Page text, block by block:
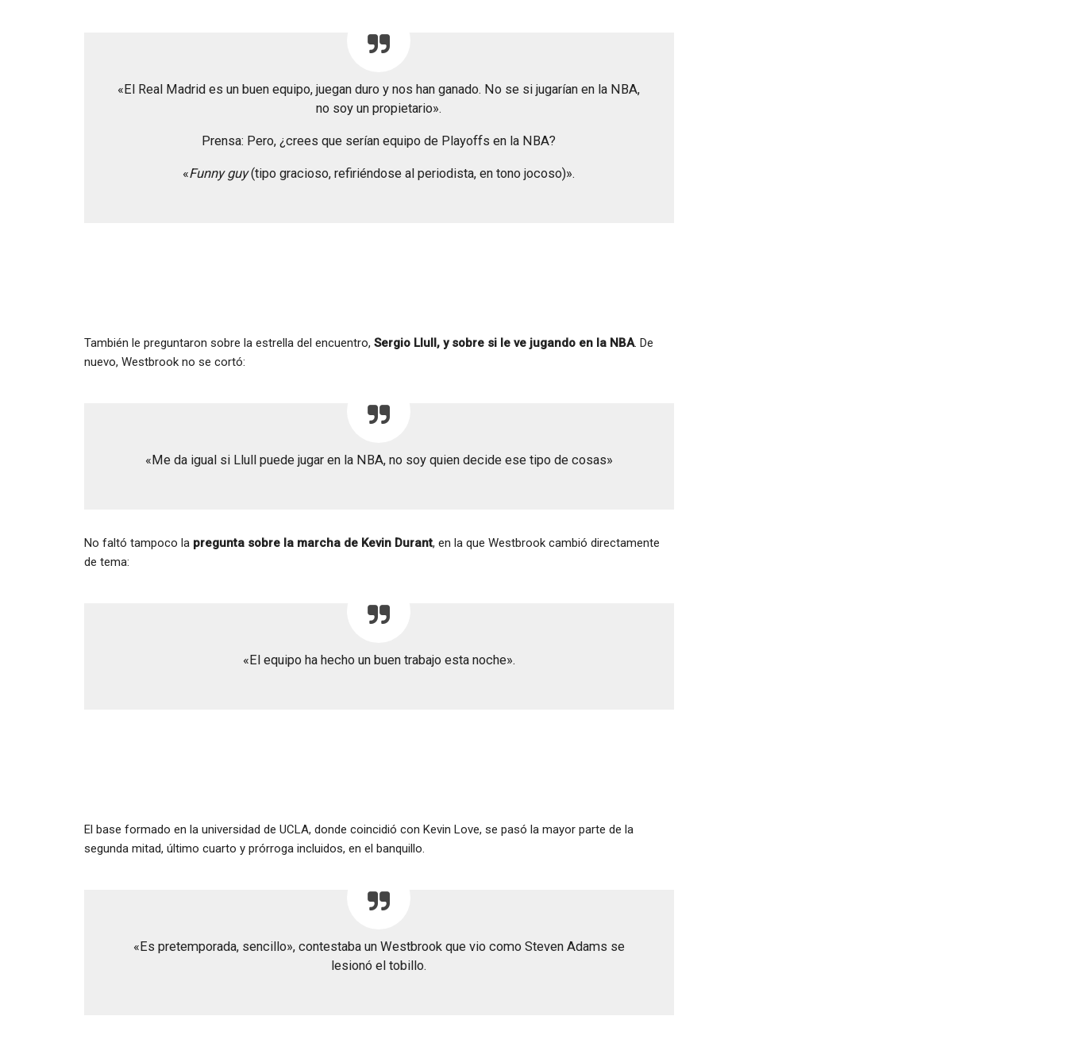
«El Real Madrid es un buen equipo, juegan duro y nos han ganado. No se si jugarían en la NBA,
no soy un propietario».
Prensa: Pero, ¿crees que serían equipo de Playoffs en la NBA?
«Funny guy(tipo gracioso, refiriéndose al periodista, en tono jocoso)».
También le preguntaron sobre la estrella del encuentro, Sergio Llull, y sobre si le ve jugando en la NBA. De
nuevo, Westbrook no se cortó:
«Me da igual si Llull puede jugar en la NBA, no soy quien decide ese tipo de cosas»
No faltó tampoco la pregunta sobre la marcha de Kevin Durant, en la que Westbrook cambió directamente
de tema:
«El equipo ha hecho un buen trabajo esta noche».
El base formado en la universidad de UCLA, donde coincidió con Kevin Love, se pasó la mayor parte de la
segunda mitad, último cuarto y prórroga incluidos, en el banquillo.
«Es pretemporada, sencillo», contestaba un Westbrook que vio como Steven Adams se
lesionó el tobillo.